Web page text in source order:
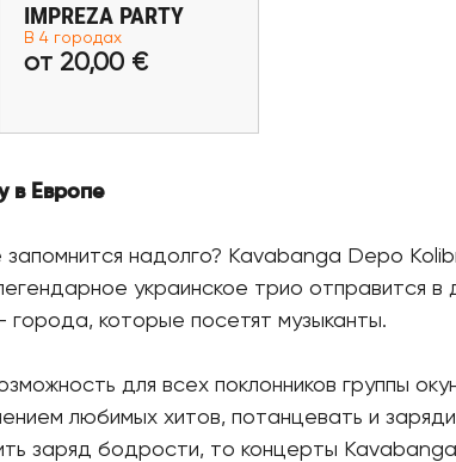
от 20,00 €
Купить билеты
IMPREZA PARTY
В 4 городах
от 20,00 €
в Европе
надолго? Kavabanga Depo
украинское трио отправится в
которые посетят музыканты.
для всех поклонников группы
любимых хитов, потанцевать и
заряд бодрости, то концерты